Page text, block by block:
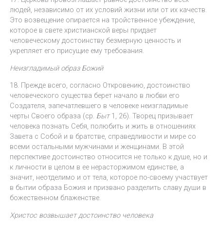
людей, независимо от их условий жизни или от их качеств.
Это возвещение опирается на тройственное убеждение,
которое в свете христианской веры придает
человеческому достоинству безмерную ценность и
укрепляет его присущие ему требования.
Неизгладимый образ Божий
18. Прежде всего, согласно Откровению, достоинство
человеческого существа берет начало в любви его
Создателя, запечатлевшего в человеке неизгладимые
черты Своего образа (ср. Быт1, 26). Творец призывает
человека познать Себя, полюбить и жить в отношениях
Завета с Собой и в братстве, справедливости и мире со
всеми остальными мужчинами и женщинами. В этой
перспективе достоинство относится не только к душе, но и
к личности в целом в ее нерасторжимом единстве, а
значит, неотделимо и от тела, которое по-своему участвует
в бытии образа Божия и призвано разделить славу души в
божественном блаженстве.
Христос возвышает достоинство человека